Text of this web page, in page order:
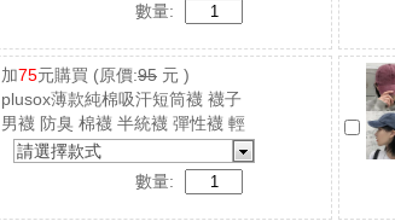
數量:
加75元購買 (原價:95 元 )
plusox薄款純棉吸汗短筒襪 襪子
男襪 防臭 棉襪 半統襪 彈性襪 輕
薄透氣
請選擇款式
數量: